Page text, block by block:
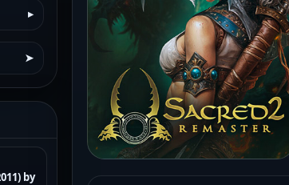
▸
➤
by